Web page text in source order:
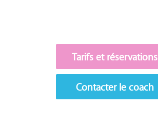
Tarifs et réservations
Contacter le coach